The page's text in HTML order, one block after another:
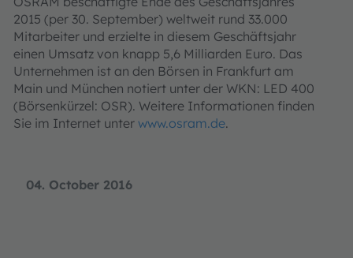
04. October 2016
2015 (per 30. September) weltweit rund 33.000
Mitarbeiter und erzielte in diesem Geschäftsjahr
einen Umsatz von knapp 5,6 Milliarden Euro. Das
Unternehmen ist an den Börsen in Frankfurt am
Main und München notiert unter der WKN: LED 400
(Börsenkürzel: OSR). Weitere Informationen finden
Sie im Internet unter www.osram.de.